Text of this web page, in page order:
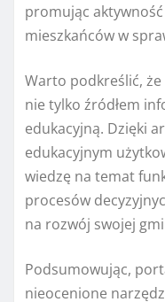
promując aktywność
mieszkańców w
Warto podkreślić,
nie tylko źródłem
edukacyjną. Dzięki
edukacyjnym
wiedzę na temat
procesów
na rozwój swojej
Podsumowując,
nieocenione